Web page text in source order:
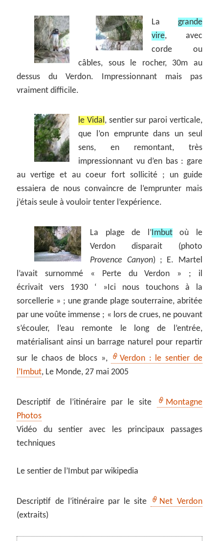
La grande
vire, avec
corde ou
câbles, sous le rocher, 30m au
dessus du Verdon. Impressionnant mais pas
vraiment difficile.
le Vidal, sentier sur paroi verticale,
que l’on emprunte dans un seul
sens, en remontant, très
impressionnant vu d’en bas : gare
au vertige et au coeur fort sollicité ; un guide
essaiera de nous convaincre de l’emprunter mais
j’étais seule à vouloir tenter l’expérience.
La plage de l’Imbutoù le
Verdon disparait (photo
Provence Canyon) ; E. Martel
l’avait surnommé « Perte du Verdon » ; il
écrivait vers 1930 ‘ »Ici nous touchons à la
sorcellerie » ; une grande plage souterraine, abritée
par une voûte immense ; « lors de crues, ne pouvant
s’écouler, l’eau remonte le long de l’entrée,
matérialisant ainsi un barrage naturel pour repartir
sur le chaos de blocs »,
Verdon : le sentier de
l’Imbut, Le Monde, 27 mai 2005
Descriptif de l’itinéraire par le site
Montagne
Photos
Vidéo du sentier avec les principaux passages
techniques
Le sentier de l’Imbut par wikipedia
Descriptif de l’itinéraire par le site
Net Verdon
(extraits)